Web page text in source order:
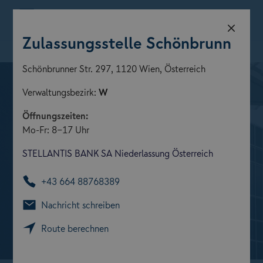
Zulassungsstelle finden
Zulassungsstelle Schönbrunn
Schönbrunner Str. 297, 1120 Wien, Österreich
Verwaltungsbezirk:W
Öffnungszeiten:
Mo-Fr: 8-17 Uhr
STELLANTIS BANK SA Niederlassung Österreich
+43 664 88768389
Nachricht schreiben
Route berechnen